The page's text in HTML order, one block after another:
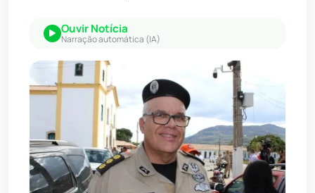
Ouvir Notícia
Narração automática (IA)